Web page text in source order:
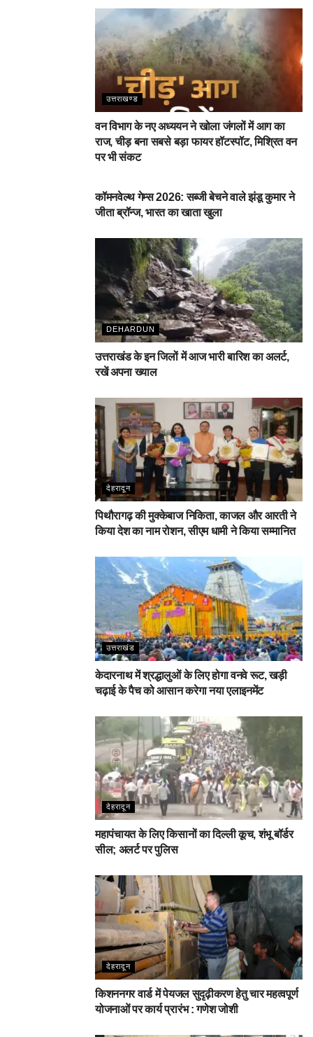
उत्तराखण्ड
वन विभाग के नए अध्ययन ने खोला जंगलों में आग का
राज, चीड़ बना सबसे बड़ा फायर हॉटस्पॉट, मिश्रित वन
पर भी संकट
कॉमनवेल्थ गेम्स 2026: सब्जी बेचने वाले झंडू कुमार ने
जीता ब्रॉन्ज, भारत का खाता खुला
DEHARDUN
उत्तराखंड के इन जिलों में आज भारी बारिश का अलर्ट,
रखें अपना ख्याल
देहरादून
पिथौरागढ़ की मुक्केबाज निकिता, काजल और आरती ने
किया देश का नाम रोशन, सीएम धामी ने किया सम्मानित
उत्तराखंड
केदारनाथ में श्रद्धालुओं के लिए होगा वनवे रूट, खड़ी
चढ़ाई के पैच को आसान करेगा नया एलाइनमेंट
देहरादून
महापंचायत के लिए किसानों का दिल्ली कूच, शंभू बॉर्डर
सील; अलर्ट पर पुलिस
देहरादून
किशननगर वार्ड में पेयजल सुदृढ़ीकरण हेतु चार महत्वपूर्ण
योजनाओं पर कार्य प्रारंभ : गणेश जोशी